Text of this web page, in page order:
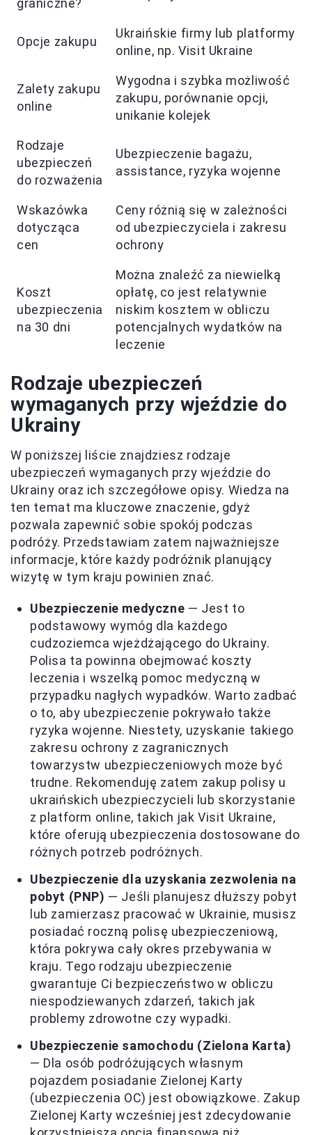
graniczne?
Opcje zakupu
Ukraińskie firmy lub platformy
online, np. Visit Ukraine
Zalety zakupu
online
Wygodna i szybka możliwość
zakupu, porównanie opcji,
unikanie kolejek
Rodzaje
ubezpieczeń
do rozważenia
Ubezpieczenie bagażu,
assistance, ryzyka wojenne
Wskazówka
dotycząca
cen
Ceny różnią się w zależności
od ubezpieczyciela i zakresu
ochrony
Koszt
ubezpieczenia
na 30 dni
Można znaleźć za niewielką
opłatę, co jest relatywnie
niskim kosztem w obliczu
potencjalnych wydatków na
leczenie
Rodzaje ubezpieczeń
wymaganych przy wjeździe do
Ukrainy
W poniższej liście znajdziesz rodzaje
ubezpieczeń wymaganych przy wjeździe do
Ukrainy oraz ich szczegółowe opisy. Wiedza na
ten temat ma kluczowe znaczenie, gdyż
pozwala zapewnić sobie spokój podczas
podróży. Przedstawiam zatem najważniejsze
informacje, które każdy podróżnik planujący
wizytę w tym kraju powinien znać.
Ubezpieczenie medyczne — Jest to
podstawowy wymóg dla każdego
cudzoziemca wjeżdżającego do Ukrainy.
Polisa ta powinna obejmować koszty
leczenia i wszelką pomoc medyczną w
przypadku nagłych wypadków. Warto zadbać
o to, aby ubezpieczenie pokrywało także
ryzyka wojenne. Niestety, uzyskanie takiego
zakresu ochrony z zagranicznych
towarzystw ubezpieczeniowych może być
trudne. Rekomenduję zatem zakup polisy u
ukraińskich ubezpieczycieli lub skorzystanie
z platform online, takich jak Visit Ukraine,
które oferują ubezpieczenia dostosowane do
różnych potrzeb podróżnych.
Ubezpieczenie dla uzyskania zezwolenia na
pobyt (PNP) — Jeśli planujesz dłuższy pobyt
lub zamierzasz pracować w Ukrainie, musisz
posiadać roczną polisę ubezpieczeniową,
która pokrywa cały okres przebywania w
kraju. Tego rodzaju ubezpieczenie
gwarantuje Ci bezpieczeństwo w obliczu
niespodziewanych zdarzeń, takich jak
problemy zdrowotne czy wypadki.
Ubezpieczenie samochodu (Zielona Karta)
— Dla osób podróżujących własnym
pojazdem posiadanie Zielonej Karty
(ubezpieczenia OC) jest obowiązkowe. Zakup
Zielonej Karty wcześniej jest zdecydowanie